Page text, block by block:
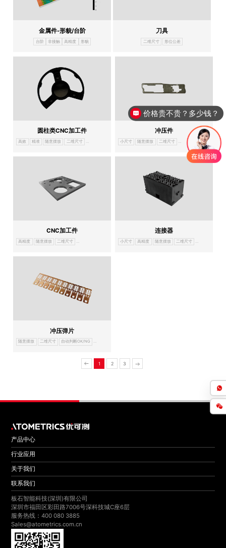
金属件-形貌/台阶
台阶 非接触 高精度 形貌
刀具
二维尺寸 形位公差
圆柱类CNC加工件
高效 精准 随意摆放 二维尺寸 自动判断OK/NG
冲压件
小尺寸 随意摆放 二维尺寸 自动判断OK/NG Image
CNC加工件
高精度 随意摆放 二维尺寸 自动判断OK/NG Image dimension measurement system
连接器
小尺寸 高精度 随意摆放 二维尺寸 自动判断OK/
冲压弹片
随意摆放 二维尺寸 自动判断OK/NG Image
1 2 3
产品中心
行业应用
关于我们
联系我们
板石智能科技(深圳)有限公司
深圳市福田区彩田路7006号深科技城C座6层
服务热线：400 080 3885
Sales@atometrics.com.cn
价格贵不贵？多少钱？